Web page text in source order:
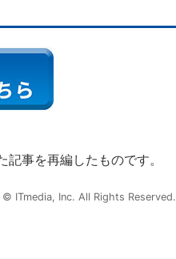
事を再編したものです。
ITmedia, Inc. All Rights Reserved.